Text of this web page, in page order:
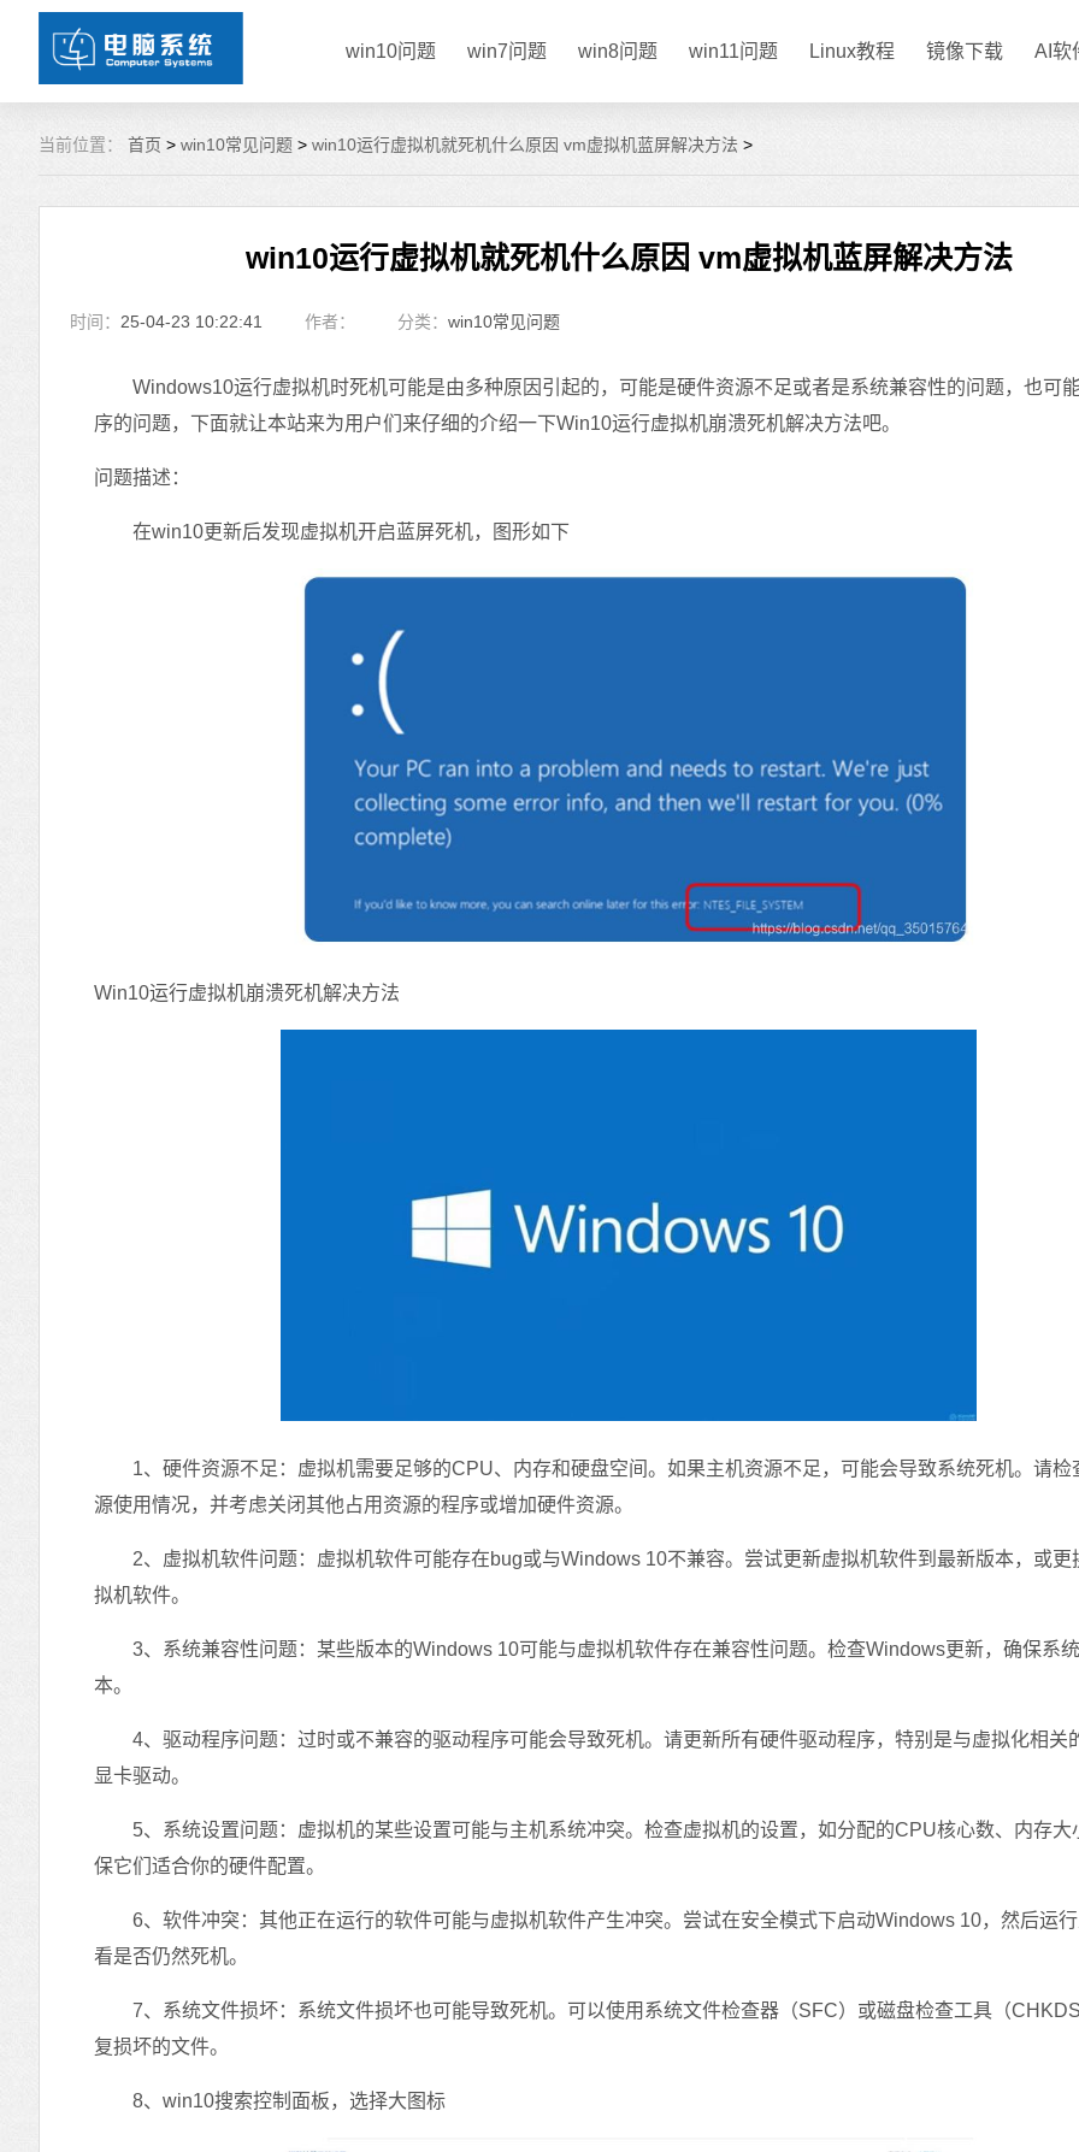
win10问题 win7问题 win8问题 win11问题 Linux教程 镜像下载 AI软
当前位置： 首页 > win10常见问题 > win10运行虚拟机就死机什么原因 vm虚拟机蓝屏解决方法 >
win10运行虚拟机就死机什么原因 vm虚拟机蓝屏解决方法
时间： 25-04-23 10:22:41 作者： 分类： win10常见问题
Windows10运行虚拟机时死机可能是由多种原因引起的，可能是硬件资源不足或者是系统兼容性的问题，也可
序的问题，下面就让本站来为用户们来仔细的介绍一下Win10运行虚拟机崩溃死机解决方法吧。
问题描述：
在win10更新后发现虚拟机开启蓝屏死机，图形如下
Win10运行虚拟机崩溃死机解决方法
1、硬件资源不足：虚拟机需要足够的CPU、内存和硬盘空间。如果主机资源不足，可能会导致系统死机。请检
源使用情况，并考虑关闭其他占用资源的程序或增加硬件资源。
2、虚拟机软件问题：虚拟机软件可能存在bug或与Windows 10不兼容。尝试更新虚拟机软件到最新版本，或更
拟机软件。
3、系统兼容性问题：某些版本的Windows 10可能与虚拟机软件存在兼容性问题。检查Windows更新，确保系
本。
4、驱动程序问题：过时或不兼容的驱动程序可能会导致死机。请更新所有硬件驱动程序，特别是与虚拟化相关
显卡驱动。
5、系统设置问题：虚拟机的某些设置可能与主机系统冲突。检查虚拟机的设置，如分配的CPU核心数、内存大
保它们适合你的硬件配置。
6、软件冲突：其他正在运行的软件可能与虚拟机软件产生冲突。尝试在安全模式下启动Windows 10，然后运
看是否仍然死机。
7、系统文件损坏：系统文件损坏也可能导致死机。可以使用系统文件检查器（SFC）或磁盘检查工具（
复损坏的文件。
8、win10搜索控制面板，选择大图标